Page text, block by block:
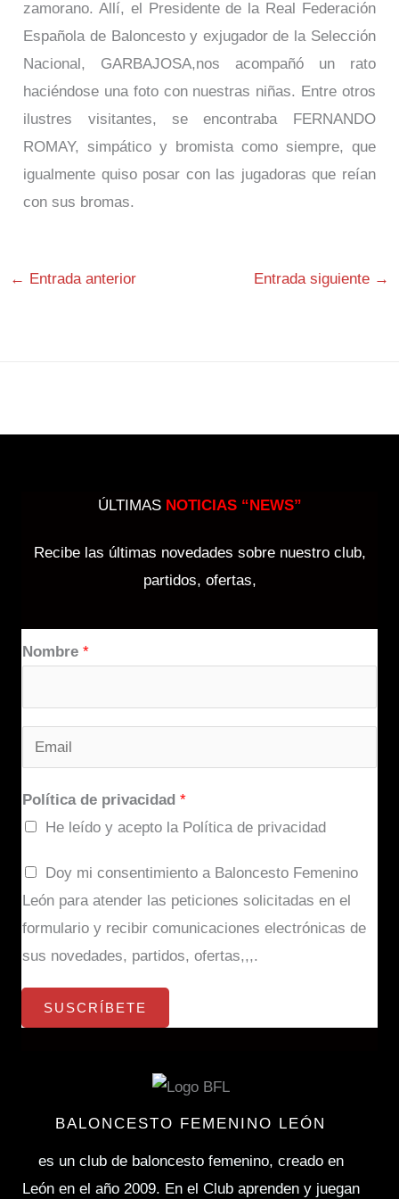
zamorano. Allí, el Presidente de la Real Federación
Española de Baloncesto y exjugador de la Selección
Nacional, GARBAJOSA,nos acompañó un rato
haciéndose una foto con nuestras niñas. Entre otros
ilustres visitantes, se encontraba FERNANDO
ROMAY, simpático y bromista como siempre, que
igualmente quiso posar con las jugadoras que reían
con sus bromas.
← Entrada anterior Entrada siguiente →
BALONCESTO FEMENINO LEÓN
es un club de baloncesto femenino, creado en
León en el año 2009. En el Club aprenden y juegan
ÚLTIMAS NOTICIAS “NEWS”
Recibe las últimas novedades sobre nuestro club,
partidos, ofertas,
Nombre *
m
a
i
*
Política de privacidad *
He leído y acepto la Política de privacidad
c
o
n
s
Doy mi consentimiento a Baloncesto Femenino
León para atender las peticiones solicitadas en el
formulario y recibir comunicaciones electrónicas de
sus novedades, partidos, ofertas,,,.
SUSCRÍBETE